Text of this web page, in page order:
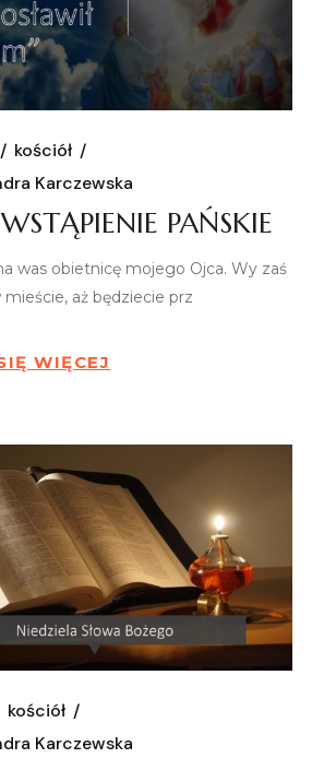
kościół
Karczewska
PAŃSKIE
was obietnicę mojego Ojca. Wy zaś
aż będziecie prz
WIĘCEJ
kościół
Karczewska